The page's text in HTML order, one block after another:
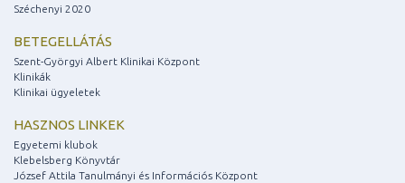
Széchenyi 2020
BETEGELLÁTÁS
Szent-Györgyi Albert Klinikai Központ
Klinikák
Klinikai ügyeletek
HASZNOS LINKEK
Egyetemi klubok
Klebelsberg Könyvtár
József Attila Tanulmányi és Információs Központ